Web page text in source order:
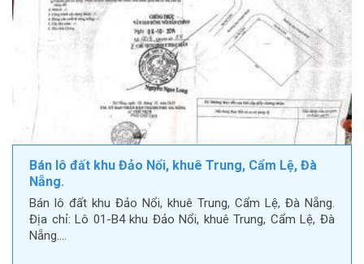
Bán lô đất khu Đảo Nổi, khuê Trung, Cẩm Lệ, Đà
Nẵng.
Bán lô đất khu Đảo Nổi, khuê Trung, Cẩm Lệ, Đà Nẵng.
Địa chỉ: Lô 01-B4 khu Đảo Nổi, khuê Trung, Cẩm Lệ, Đà
Nẵng.…